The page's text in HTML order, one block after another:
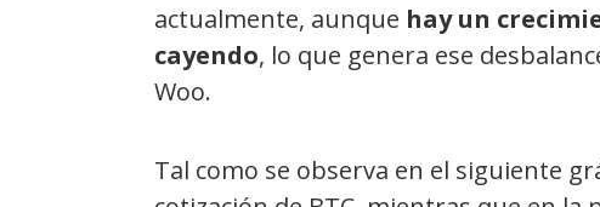
actualmente, aunque hay un
cayendo, lo que genera ese
Woo.
Tal como se observa en el siguiente